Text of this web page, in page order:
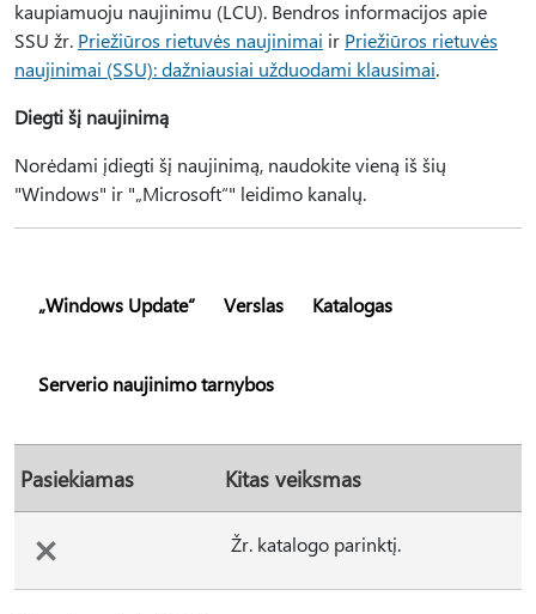
kaupiamuoju naujinimu (LCU). Bendros informacijos apie
SSU žr. Priežiūros rietuvės naujinimai ir Priežiūros rietuvės
naujinimai (SSU): dažniausiai užduodami klausimai.
Diegti šį naujinimą
Norėdami įdiegti šį naujinimą, naudokite vieną iš šių
"Windows" ir "„Microsoft“" leidimo kanalų.
„Windows Update“ Verslas Katalogas
Serverio naujinimo tarnybos
Pasiekiamas Kitas veiksmas
Žr. katalogo parinktį.